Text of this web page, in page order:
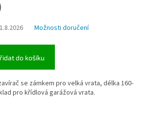
Možnosti doručení
do košíku
se zámkem pro velká vrata, délka 160-
pro křídlová garážová vrata.